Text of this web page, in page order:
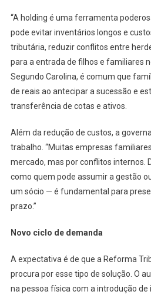
“A holding é uma ferramenta
pode evitar inventários longos e
tributária, reduzir conflitos entre
para a entrada de filhos e familiares
Segundo Carolina, é comum que
de reais ao antecipar a sucessão e
transferência de cotas e ativos.
Além da redução de custos, a
trabalho. “Muitas empresas
mercado, mas por conflitos internos.
como quem pode assumir a gestão
um sócio — é fundamental para
prazo.”
Novo ciclo de demanda
A expectativa é de que a Reforma
procura por esse tipo de solução. O
na pessoa física com a introdução de